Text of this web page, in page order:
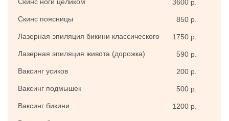
Скинс ноги целиком 3600 р.
Скинс поясницы 850 р.
Лазерная эпиляция бикини классического 1750 р.
Лазерная эпиляция живота (дорожка) 590 р.
Ваксинг усиков 200 р.
Ваксинг подмышек 500 р.
Ваксинг бикини 1200 р.